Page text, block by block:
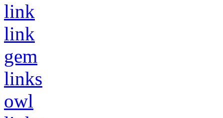
link
link
gem
links
owl